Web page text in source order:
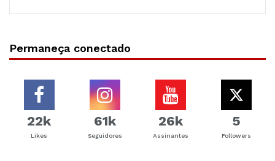
Permaneça conectado
22k
Likes
61k
Seguidores
26k
Assinantes
5
Followers